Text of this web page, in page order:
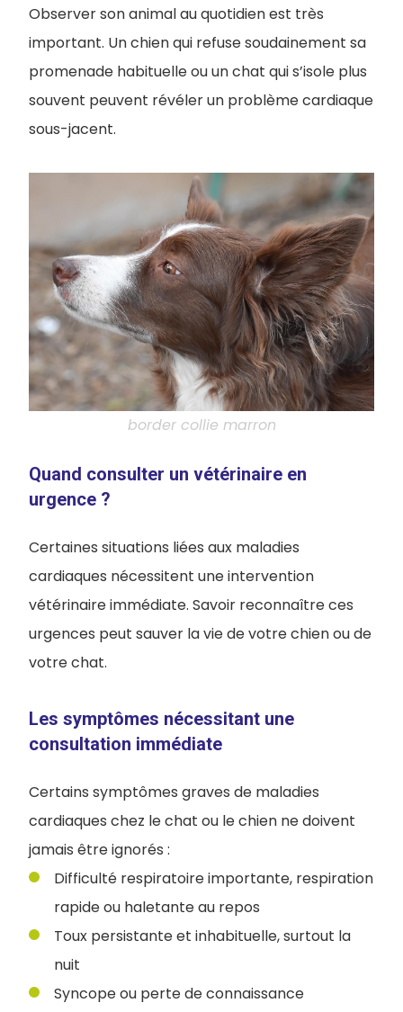
Observer son animal au quotidien est très
important. Un chien qui refuse soudainement sa
promenade habituelle ou un chat qui s’isole plus
souvent peuvent révéler un problème cardiaque
sous-jacent.
border collie marron
Quand consulter un vétérinaire en
urgence ?
Certaines situations liées aux maladies
cardiaques nécessitent une intervention
vétérinaire immédiate. Savoir reconnaître ces
urgences peut sauver la vie de votre chien ou de
votre chat.
Les symptômes nécessitant une
consultation immédiate
Certains symptômes graves de maladies
cardiaques chez le chat ou le chien ne doivent
jamais être ignorés :
Difficulté respiratoire importante, respiration
rapide ou haletante au repos
Toux persistante et inhabituelle, surtout la
nuit
Syncope ou perte de connaissance